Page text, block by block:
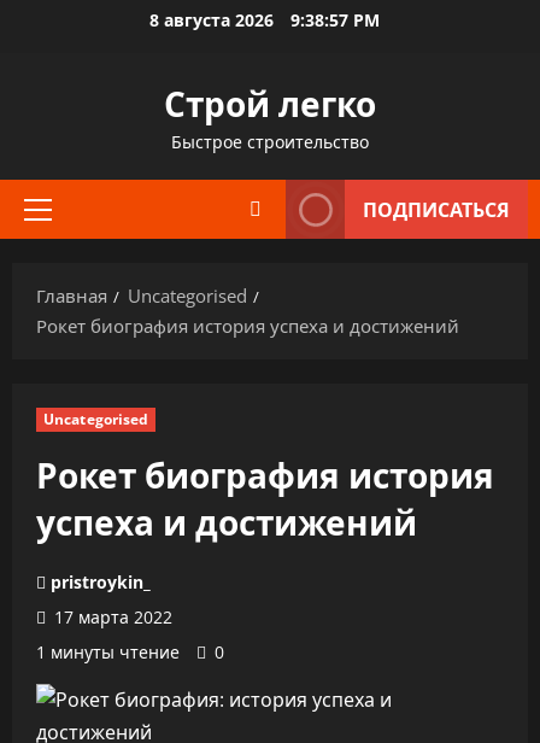
8 августа 2026 9:38:58 PM
Строй легко
Быстрое строительство
Основное
ПОДПИСАТЬСЯ
Главная
Uncategorised
Рокет биография история успеха и достижений
Uncategorised
Рокет биография история
успеха и достижений
pristroykin_
17 марта 2022
1 минуты чтение
0